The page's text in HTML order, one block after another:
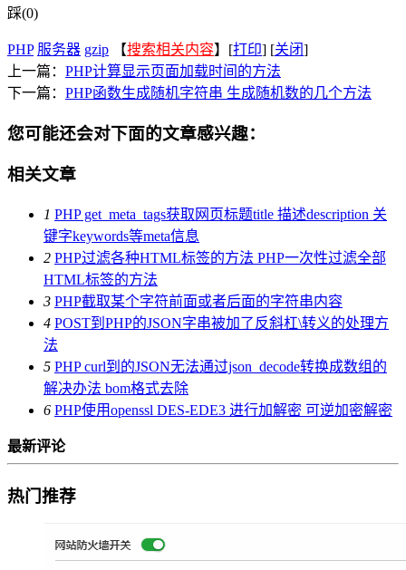
踩(0)
PHP 服务器 gzip 【搜索相关内容】[打印] [关闭]
上一篇： PHP计算显示页面加载时间的方法
下一篇： PHP函数生成随机字符串 生成随机数的几个方法
您可能还会对下面的文章感兴趣：
相关文章
1 PHP get_meta_tags获取网页标题title 描述description 关
键字keywords等meta信息
2 PHP过滤各种HTML标签的方法 PHP一次性过滤全部
HTML标签的方法
3 PHP截取某个字符前面或者后面的字符串内容
4 POST到PHP的JSON字串被加了反斜杠\转义的处理方
法
5 PHP curl到的JSON无法通过json_decode转换成数组的
解决办法 bom格式去除
6 PHP使用openssl DES-EDE3 进行加解密 可逆加密解密
最新评论
热门推荐